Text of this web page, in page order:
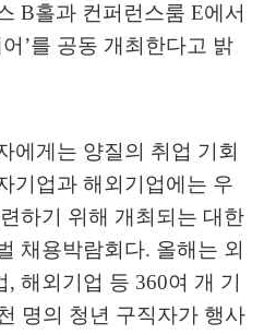
B홀과 컨퍼런스룸 E에서
’를 공동 개최한다고 밝
에게는 양질의 취업 기회
기업과 해외기업에는 우
하기 위해 개최되는 대한
채용박람회다. 올해는 외
, 해외기업 등 360여 개 기
명의 청년 구직자가 행사